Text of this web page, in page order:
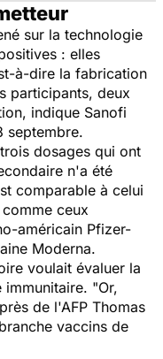
sur la technologie
: elles
à-dire la fabrication
participants, deux
indique Sanofi
septembre.
dosages qui ont
n'a été
comparable à celui
ceux
américain Pfizer-
Moderna.
voulait évaluer la
"Or,
de l'AFP Thomas
vaccins de